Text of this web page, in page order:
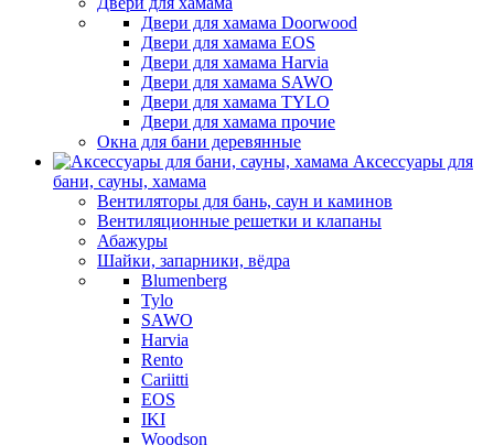
Двери для хамама Doorwood
Двери для хамама EOS
Двери для хамама Harvia
Двери для хамама SAWO
Двери для хамама TYLO
Двери для хамама прочие
Окна для бани деревянные
Аксессуары для
бани, сауны, хамама
Вентиляторы для бань, саун и каминов
Вентиляционные решетки и клапаны
Абажуры
Шайки, запарники, вёдра
Blumenberg
Tylo
SAWO
Harvia
Rento
Cariitti
EOS
IKI
Woodson